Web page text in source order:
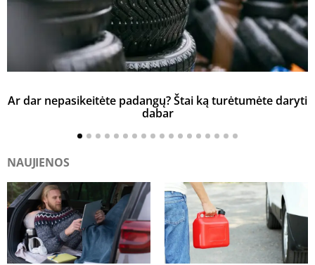
Ar dar nepasikeitėte padangų? Štai ką turėtumėte daryti
dabar
NAUJIENOS